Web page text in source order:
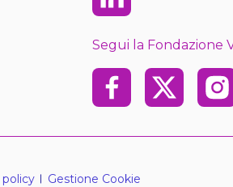
Segui la Fondazione
Facebook
X
policy Gestione Cookie